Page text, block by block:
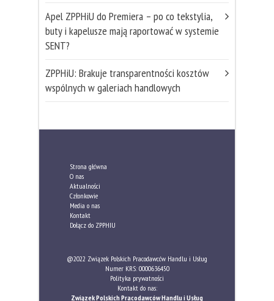
Apel ZPPHiU do Premiera – po co tekstylia,
buty i kapelusze mają raportować w systemie
SENT?
ZPPHiU: Brakuje transparentności kosztów
wspólnych w galeriach handlowych
Strona główna
O nas
Aktualności
Członkowie
Media o nas
Kontakt
Dołącz do ZPPHIU
@2022 Związek Polskich Pracodawców Handlu i Usług
Numer KRS: 0000636450
Polityka prywatności
Kontakt do nas:
Związek Polskich Pracodawców Handlu i Usług